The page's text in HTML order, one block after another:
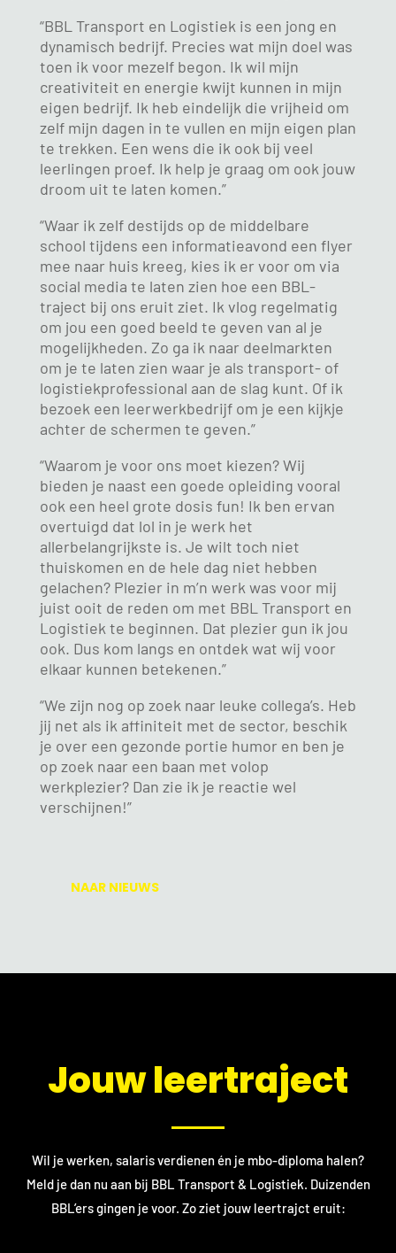
“BBL Transport en Logistiek is een jong en
dynamisch bedrijf. Precies wat mijn doel was
toen ik voor mezelf begon. Ik wil mijn
creativiteit en energie kwijt kunnen in mijn
eigen bedrijf. Ik heb eindelijk die vrijheid om
zelf mijn dagen in te vullen en mijn eigen plan
te trekken. Een wens die ik ook bij veel
leerlingen proef. Ik help je graag om ook jouw
droom uit te laten komen.”
“Waar ik zelf destijds op de middelbare
school tijdens een informatieavond een flyer
mee naar huis kreeg, kies ik er voor om via
social media te laten zien hoe een BBL-
traject bij ons eruit ziet. Ik vlog regelmatig
om jou een goed beeld te geven van al je
mogelijkheden. Zo ga ik naar deelmarkten
om je te laten zien waar je als transport- of
logistiekprofessional aan de slag kunt. Of ik
bezoek een leerwerkbedrijf om je een kijkje
achter de schermen te geven.”
“Waarom je voor ons moet kiezen? Wij
bieden je naast een goede opleiding vooral
ook een heel grote dosis fun! Ik ben ervan
overtuigd dat lol in je werk het
allerbelangrijkste is. Je wilt toch niet
thuiskomen en de hele dag niet hebben
gelachen? Plezier in m’n werk was voor mij
juist ooit de reden om met BBL Transport en
Logistiek te beginnen. Dat plezier gun ik jou
ook. Dus kom langs en ontdek wat wij voor
elkaar kunnen betekenen.”
“We zijn nog op zoek naar leuke collega’s. Heb
jij net als ik affiniteit met de sector, beschik
je over een gezonde portie humor en ben je
op zoek naar een baan met volop
werkplezier? Dan zie ik je reactie wel
verschijnen!”
NAAR NIEUWS
​Jouw leertraject
Wil je werken, salaris verdienen én je mbo-diploma halen?
Meld je dan nu aan bij BBL Transport & Logistiek. Duizenden
BBL’ers gingen je voor. Zo ziet jouw leertrajct eruit: